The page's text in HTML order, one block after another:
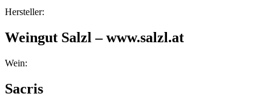
Hersteller:
Weingut Salzl – www.salzl.at
Wein:
Sacris